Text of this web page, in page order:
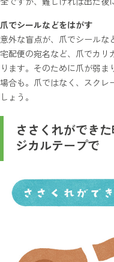
爪でシールなどをはがす
意外な盲点が、爪でシールな
宅配便の宛名など、爪でカリ
ります。そのために爪が弱
場合も。爪ではなく、スクレ
しょう。
ささくれができ
ジカルテープで